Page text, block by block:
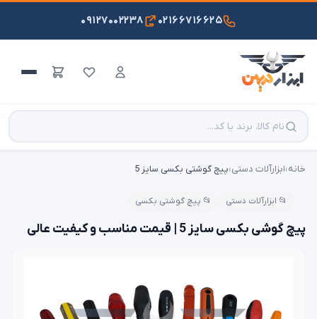
۰۲۱۶۶۷۱۶۶۲۵ ۰۹۱۲۷۰۰۲۲۳۸
خانه›ابزارآلات دستی›پیچ گوشتی بکسی سایز 5
📂 ابزارآلات دستی 📂 پیچ گوشتی بکسی
پیچ گوشی بکسی سایز 5 | قیمت مناسب و کیفیت عالی